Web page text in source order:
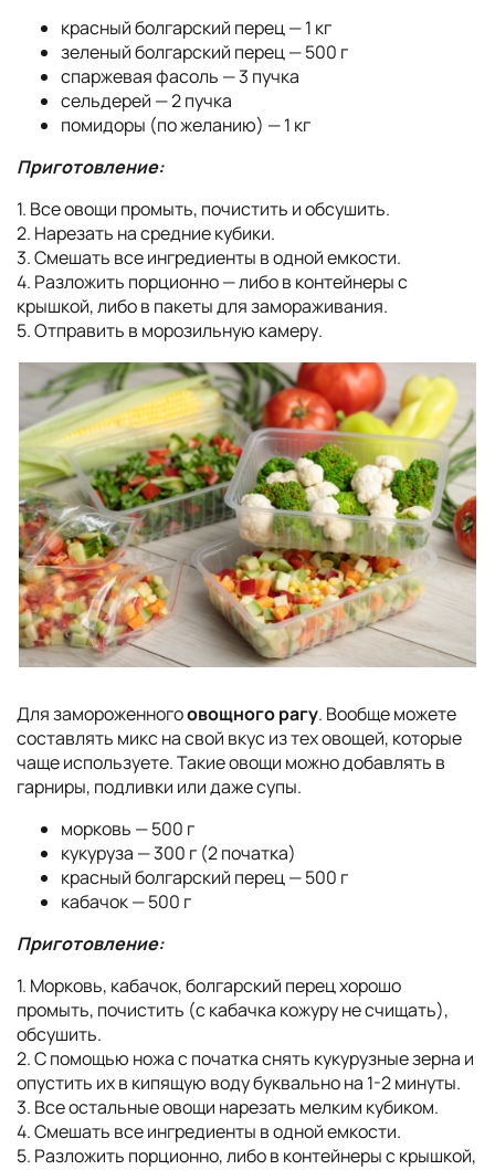
красный болгарский перец — 1 кг
зеленый болгарский перец — 500 г
спаржевая фасоль — 3 пучка
сельдерей — 2 пучка
помидоры (по желанию) — 1 кг
Приготовление:
1. Все овощи промыть, почистить и обсушить.
2. Нарезать на средние кубики.
3. Смешать все ингредиенты в одной емкости.
4. Разложить порционно — либо в контейнеры с
крышкой, либо в пакеты для замораживания.
5. Отправить в морозильную камеру.
Для замороженногоовощного рагу. Вообще можете
составлять микс на свой вкус из тех овощей, которые
чаще используете. Такие овощи можно добавлять в
гарниры, подливки или даже супы.
морковь — 500 г
кукуруза — 300 г (2 початка)
красный болгарский перец — 500 г
кабачок — 500 г
Приготовление:
1. Морковь, кабачок, болгарский перец хорошо
промыть, почистить (с кабачка кожуру не счищать),
обсушить.
2. С помощью ножа с початка снять кукурузные зерна и
опустить их в кипящую воду буквально на 1-2 минуты.
3. Все остальные овощи нарезать мелким кубиком.
4. Смешать все ингредиенты в одной емкости.
5. Разложить порционно, либо в контейнеры с крышкой,